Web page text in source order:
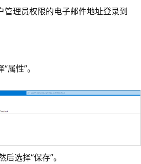
管理员权限的电子邮件地址登录到
“属性”。
后选择“保存”。